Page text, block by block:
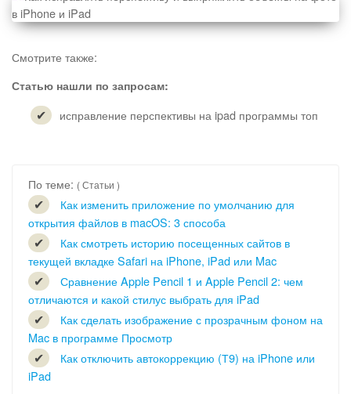
Смотрите также:
Статью нашли по запросам:
исправление перспективы на ipad программы топ
По теме: ( Статьи )
Как изменить приложение по умолчанию для
открытия файлов в macOS: 3 способа
Как смотреть историю посещенных сайтов в
текущей вкладке Safari на iPhone, iPad или Mac
Сравнение Apple Pencil 1 и Apple Pencil 2: чем
отличаются и какой стилус выбрать для iPad
Как сделать изображение с прозрачным фоном на
Mac в программе Просмотр
Как отключить автокоррекцию (Т9) на iPhone или
iPad